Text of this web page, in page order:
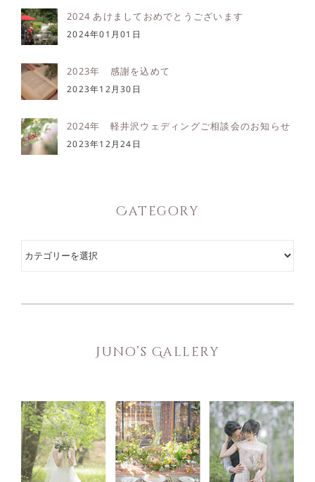
2024 あけましておめでとうございます
2024年01月01日
2023年 感謝を込めて
2023年12月30日
2024年 軽井沢ウェディングご相談会のお知らせ
2023年12月24日
Category
Category
Juno’s Gallery